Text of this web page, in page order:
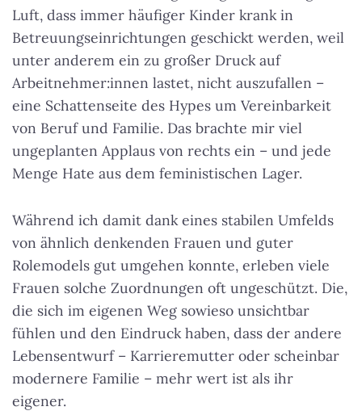
Luft, dass immer häufiger Kinder krank in
Betreuungseinrichtungen geschickt werden, weil
unter anderem ein zu großer Druck auf
Arbeitnehmer:innen lastet, nicht auszufallen –
eine Schattenseite des Hypes um Vereinbarkeit
von Beruf und Familie. Das brachte mir viel
ungeplanten Applaus von rechts ein – und jede
Menge Hate aus dem feministischen Lager.
Während ich damit dank eines stabilen Umfelds
von ähnlich denkenden Frauen und guter
Rolemodels gut umgehen konnte, erleben viele
Frauen solche Zuordnungen oft ungeschützt. Die,
die sich im eigenen Weg sowieso unsichtbar
fühlen und den Eindruck haben, dass der andere
Lebensentwurf – Karrieremutter oder scheinbar
modernere Familie – mehr wert ist als ihr
eigener.